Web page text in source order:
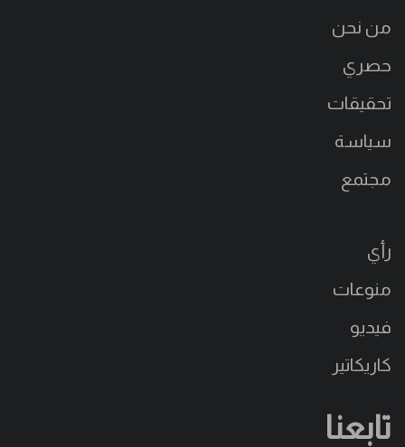
من نحن
حصري
تحقيقات
سياسة
مجتمع
رأي
منوعات
فيديو
كاريكاتير
تابعنا